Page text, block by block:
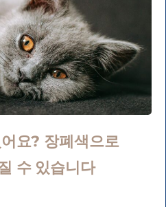
요? 장폐색으로
수 있습니다